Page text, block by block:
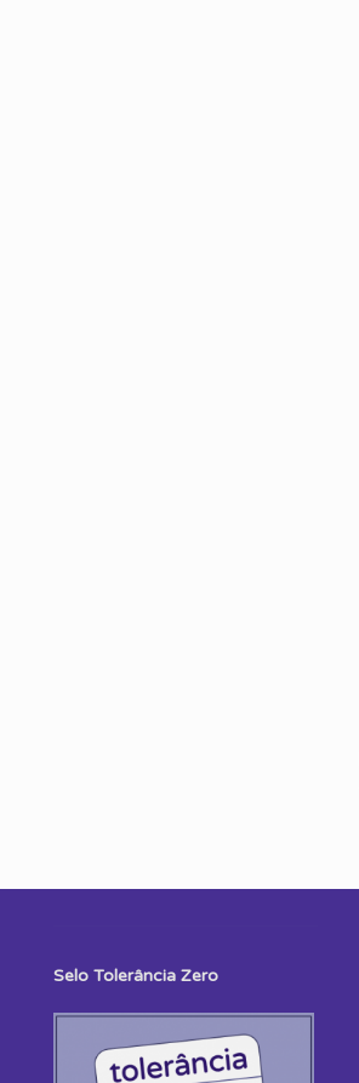
Selo Tolerância Zero